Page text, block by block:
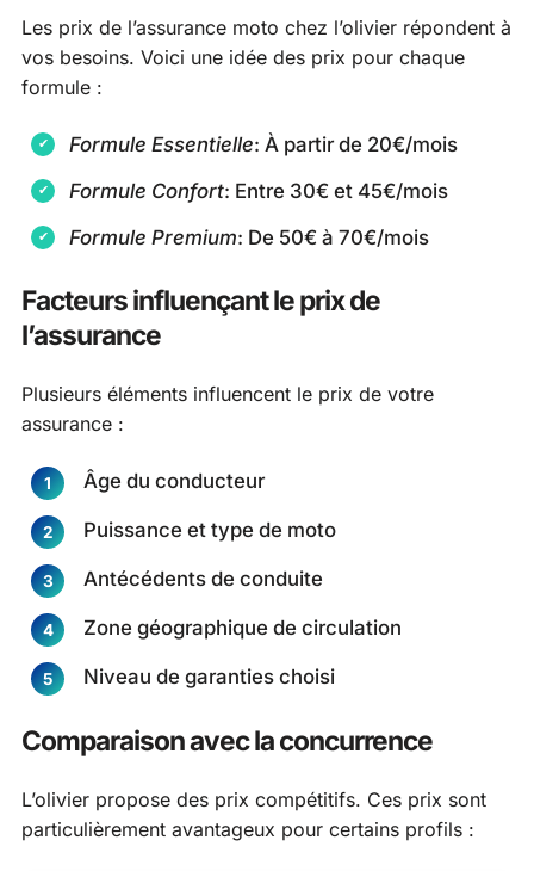
Les prix de l’assurance moto chez l’olivier répondent à
vos besoins. Voici une idée des prix pour chaque
formule :
Formule Essentielle: À partir de 20€/mois
Formule Confort: Entre 30€ et 45€/mois
Formule Premium: De 50€ à 70€/mois
Facteurs influençant le prix de
l’assurance
Plusieurs éléments influencent le prix de votre
assurance :
Âge du conducteur
Puissance et type de moto
Antécédents de conduite
Zone géographique de circulation
Niveau de garanties choisi
Comparaison avec la concurrence
L’olivier propose des prix compétitifs. Ces prix sont
particulièrement avantageux pour certains profils :